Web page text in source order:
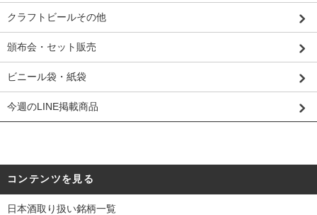
クラフトビールその他
頒布会・セット販売
ビニール袋・紙袋
今週のLINE掲載商品
コンテンツを見る
日本酒取り扱い銘柄一覧